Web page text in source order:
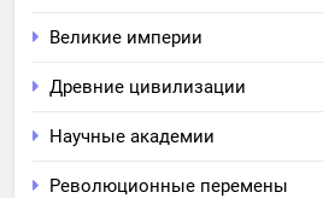
Великие империи
Древние цивилизации
Научные академии
Революционные перемены